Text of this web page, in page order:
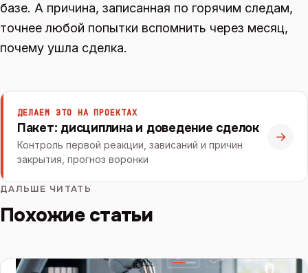
базе. А причина, записанная по горячим следам,
точнее любой попытки вспомнить через месяц,
почему ушла сделка.
ДЕЛАЕМ ЭТО НА ПРОЕКТАХ
Пакет: дисциплина и доведение сделок
Контроль первой реакции, зависаний и причин
закрытия, прогноз воронки
→
ДАЛЬШЕ ЧИТАТЬ
Похожие статьи